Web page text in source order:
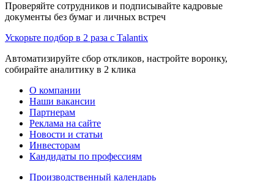
Проверяйте сотрудников и подписывайте кадровые
документы без бумаг и личных встреч
Ускорьте подбор в 2 раза с Talantix
Автоматизируйте сбор откликов, настройте воронку,
собирайте аналитику в 2 клика
О компании
Наши вакансии
Партнерам
Реклама на сайте
Новости и статьи
Инвесторам
Кандидаты по профессиям
Производственный календарь